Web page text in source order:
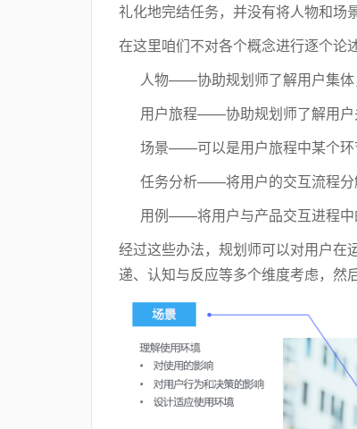
礼化地完结任务，并没有将人物和场
在这里咱们不对各个概念进行逐个论
人物——协助规划师了解用户集体
用户旅程——协助规划师了解用户
场景——可以是用户旅程中某个环
任务分析——将用户的交互流程分
用例——将用户与产品交互进程中
经过这些办法，规划师可以对用户在
递、认知与反应等多个维度考虑，然